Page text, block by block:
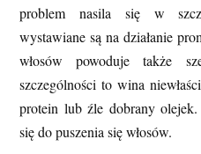
problem nasila się w
wystawiane są na działanie
włosów powoduje także
szczególności to wina
protein lub źle dobrany
się do puszenia się włosów.